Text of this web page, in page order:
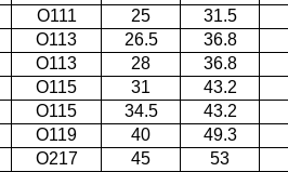
O111 25 31.5
O113 26.5 36.8
O113 28 36.8
O115 31 43.2
O115 34.5 43.2
O119 40 49.3
O217 45 53